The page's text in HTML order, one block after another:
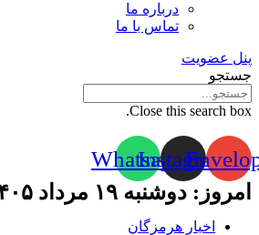
درباره ما
تماس با ما
پنل عضویت
جستجو
Close this search box.
Instagram
Whatsapp
امروز: دوشنبه ۱۹ مرداد ۱۴۰۵
اخبار هرمزگان